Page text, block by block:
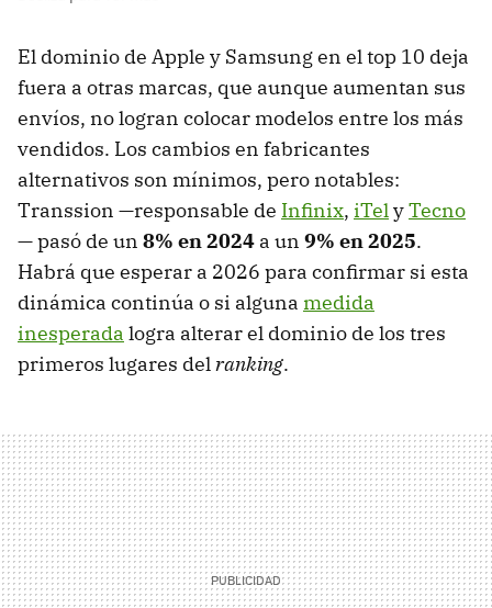
El dominio de Apple y Samsung en el top 10 deja
fuera a otras marcas, que aunque aumentan sus
envíos, no logran colocar modelos entre los más
vendidos. Los cambios en fabricantes
alternativos son mínimos, pero notables:
Transsion —responsable de Infinix, iTelyTecno
— pasó de un 8% en 2024 a un 9% en 2025.
Habrá que esperar a 2026 para confirmar si esta
dinámica continúa o si alguna medida
inesperada logra alterar el dominio de los tres
primeros lugares delranking.